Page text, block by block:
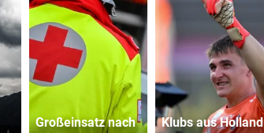
Großeinsatz nach
Klubs aus Holland